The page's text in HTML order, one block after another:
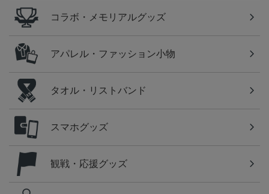
コラボ・メモリアルグッズ
アパレル・ファッション小物
タオル・リストバンド
スマホグッズ
観戦・応援グッズ